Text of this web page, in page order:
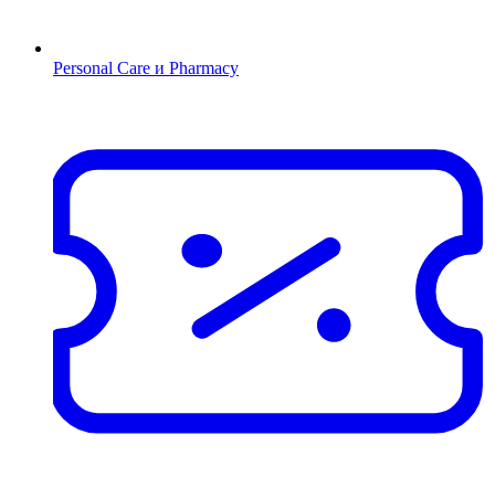
Personal Care и Pharmacy